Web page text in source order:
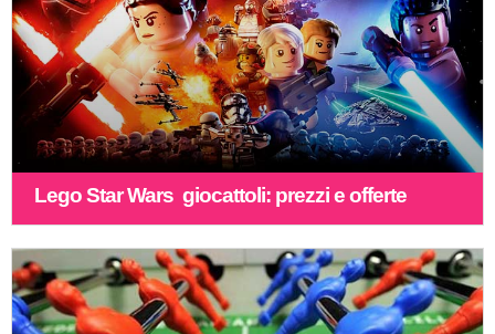
Lego Star Wars giocattoli: prezzi e offerte